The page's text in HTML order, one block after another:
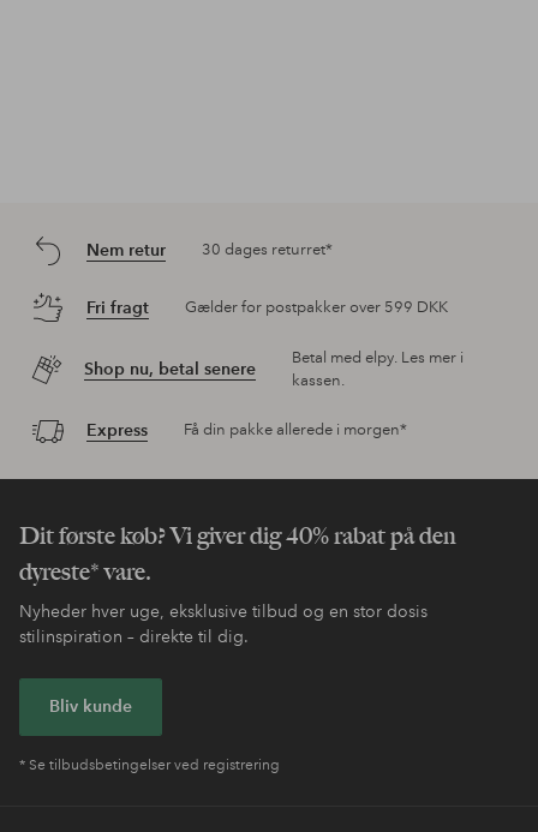
Nem retur 30 dages returret*
Fri fragt Gælder for postpakker over 599 DKK
Shop nu, betal senere
Betal med elpy. Les mer i
kassen.
Express Få din pakke allerede i morgen*
Dit første køb? Vi giver dig 40% rabat på den
dyreste* vare.
Nyheder hver uge, eksklusive tilbud og en stor dosis
stilinspiration – direkte til dig.
Bliv kunde
* Se tilbudsbetingelser ved registrering